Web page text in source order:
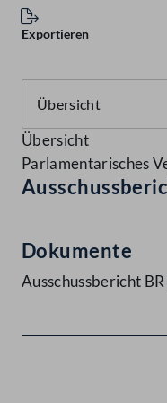
Exportieren
Übersicht
Parlamentarisches
Dokumente
Ausschussbericht